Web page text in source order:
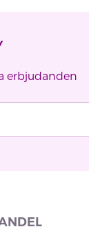
erbjudanden